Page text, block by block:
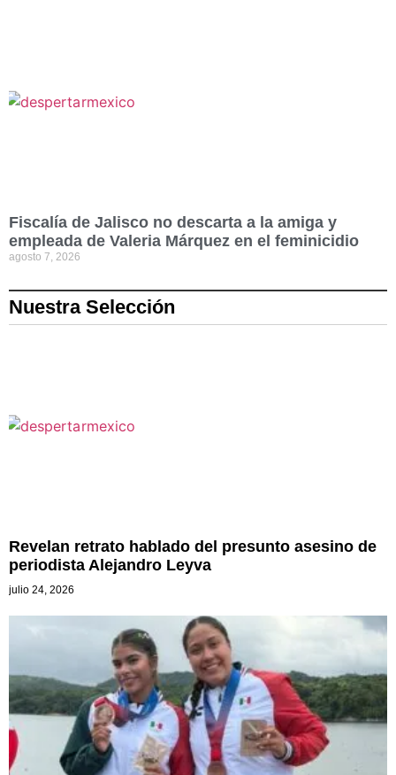
Fiscalía de Jalisco no descarta a la amiga y
empleada de Valeria Márquez en el feminicidio
agosto 7, 2026
Nuestra Selección
Revelan retrato hablado del presunto asesino de
periodista Alejandro Leyva
julio 24, 2026